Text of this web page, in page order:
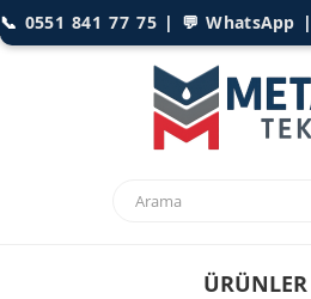
📞 0551 841 77 75| 💬WhatsApp |
ÜRÜNLER